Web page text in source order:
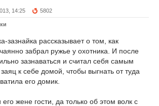
14:25 5802
зазнайка рассказывает о том, как
забрал ружье у охотника. И после
зазнаваться и считал себя самым
к себе домой, чтобы выгнать от туда
его домик.
жене гости, да только об этом волк с